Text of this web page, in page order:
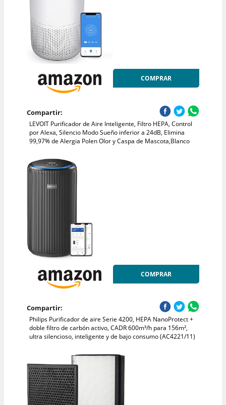
COMPRAR
Compartir:
LEVOIT Purificador de Aire Inteligente, Filtro HEPA, Control
por Alexa, Silencio Modo Sueño inferior a 24dB, Elimina
99,97% de Alergia Polen Olor y Caspa de Mascota,Blanco
COMPRAR
Compartir:
Philips Purificador de aire Serie 4200, HEPA NanoProtect +
doble filtro de carbón activo, CADR 600m³/h para 156m²,
ultra silencioso, inteligente y de bajo consumo (AC4221/11)